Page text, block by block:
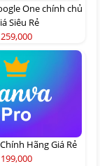
One chính chủ
Siêu Rẻ
259,000
Hãng Giá Rẻ
199,000